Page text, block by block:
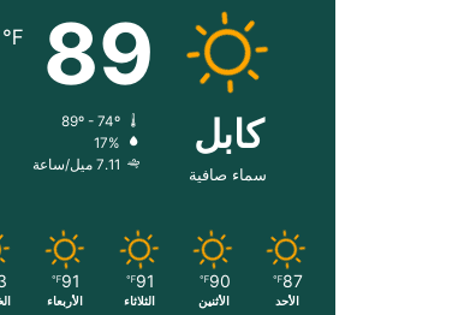
کابل
سماء صافية
89
℉
17%
7.11 ميل/ساعة
87
℉
الأحد
90
℉
الأثنين
91
℉
الثلاثاء
91
℉
الأربعاء